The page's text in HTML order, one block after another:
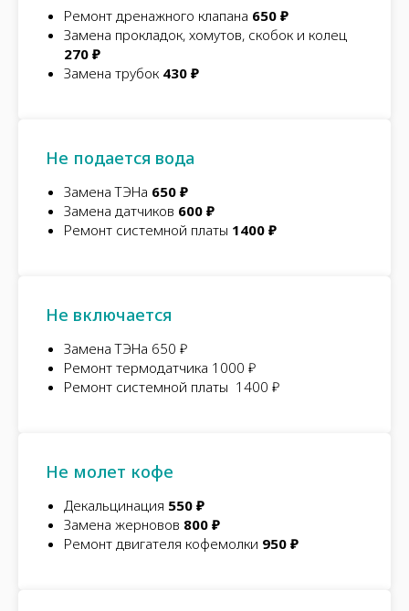
Ремонт дренажного клапана 650 ₽
Замена прокладок, хомутов, скобок и колец
270 ₽
Замена трубок 430 ₽
Не подается вода
Замена ТЭНа 650 ₽
Замена датчиков 600 ₽
Ремонт системной платы 1400 ₽
Не включается
Замена ТЭНа 650 ₽
Ремонт термодатчика 1000 ₽
Ремонт системной платы 1400 ₽
Не молет кофе
Декальцинация 550 ₽
Замена жерновов 800 ₽
Ремонт двигателя кофемолки 950 ₽